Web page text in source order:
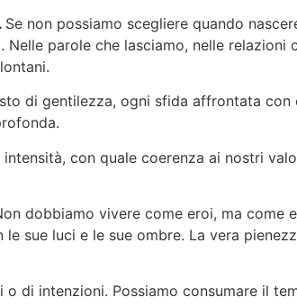
. Se non possiamo scegliere quando
Nelle parole che lasciamo, nelle
di gentilezza, ogni sfida affrontata
intensità, con quale coerenza ai nostri
dobbiamo vivere come eroi, ma come
sue luci e le sue ombre. La vera
di intenzioni. Possiamo consumare il